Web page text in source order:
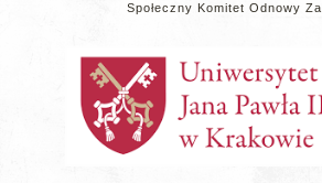
Społeczny Komitet Odnowy